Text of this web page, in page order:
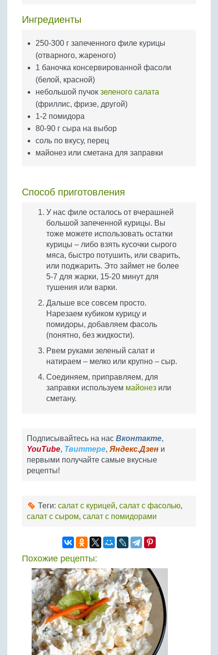
Яйца
Ингредиенты
250-300 г запеченного филе курицы
(отварного, жареного)
1 баночка консервированной фасоли
(белой, красной)
небольшой пучок зеленого салата
(фриллис, фризе, другой)
1-2 помидора
80-90 г сыра на выбор
соль по вкусу, перец
майонез или сметана для заправки
Способ приготовления
У нас филе осталось от вчерашней
большой запеченной курицы. Вы
тоже можете использовать остатки
курицы – либо взять кусочки сырого
мяса, быстро потушить, или сварить,
или поджарить. Это займет не более
5-7 для жарки, 15-20 минут для
тушения или варки.
Дальше все совсем просто.
Нарезаем кубиком курицу и
помидоры, добавляем фасоль
(понятно, без жидкости).
Рвем руками зеленый салат и
натираем – мелко или крупно – сыр.
Соединяем, приправляем, для
заправки используем майонез или
сметану.
Подписывайтесь на нас Вконтакте,
YouTube, Твиттере, Яндекс.Дзен и
первыми получайте самые вкусные
рецепты!
Теги: салат с курицей, салат с фасолью,
салат с сыром, салат с помидорами
Похожие рецепты: